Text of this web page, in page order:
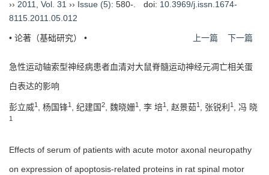
›› 2011 Vol. 31 ›› Issue (5): 580-. doi: 10.3969/j.issn.1674-
8115.2011.05.012
• 论著（基础研究） • 上一篇 下一篇
急性运动轴索型神经病患者血清对大鼠脊髓运动神经元凋亡相关蛋
白表达的影响
彭立威1 , 杨国锋1 , 纪建国2, 魏晓姗1 , 李 培1 , 赵景茹1 , 张锐利 1 , 冯 晓
1
Effects of serum of patients with acute motor axonal neuropathy
on expression of apoptosis-related proteins in rat spinal motor